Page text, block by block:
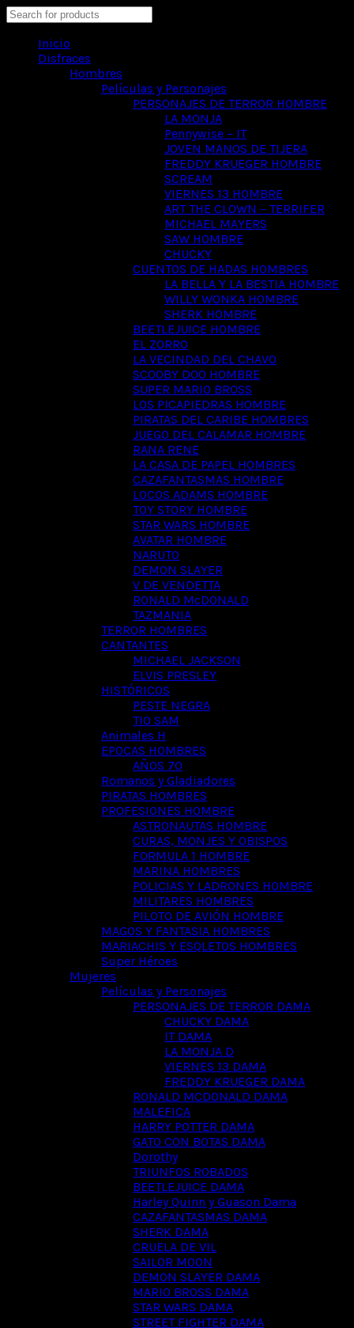
Inicio
Disfraces
Hombres
Películas y Personajes
PERSONAJES DE TERROR HOMBRE
LA MONJA
Pennywise – IT
JOVEN MANOS DE TIJERA
FREDDY KRUEGER HOMBRE
SCREAM
VIERNES 13 HOMBRE
ART THE CLOWN – TERRIFER
MICHAEL MAYERS
SAW HOMBRE
CHUCKY
CUENTOS DE HADAS HOMBRES
LA BELLA Y LA BESTIA HOMBRE
WILLY WONKA HOMBRE
SHERK HOMBRE
BEETLEJUICE HOMBRE
EL ZORRO
LA VECINDAD DEL CHAVO
SCOOBY DOO HOMBRE
SUPER MARIO BROSS
LOS PICAPIEDRAS HOMBRE
PIRATAS DEL CARIBE HOMBRES
JUEGO DEL CALAMAR HOMBRE
RANA RENE
LA CASA DE PAPEL HOMBRES
CAZAFANTASMAS HOMBRE
LOCOS ADAMS HOMBRE
TOY STORY HOMBRE
STAR WARS HOMBRE
AVATAR HOMBRE
NARUTO
DEMON SLAYER
V DE VENDETTA
RONALD McDONALD
TAZMANIA
TERROR HOMBRES
CANTANTES
MICHAEL JACKSON
ELVIS PRESLEY
HISTÓRICOS
PESTE NEGRA
TIO SAM
Animales H
EPOCAS HOMBRES
AÑOS 70
Romanos y Gladiadores
PIRATAS HOMBRES
PROFESIONES HOMBRE
ASTRONAUTAS HOMBRE
CURAS, MONJES Y OBISPOS
FORMULA 1 HOMBRE
MARINA HOMBRES
POLICIAS Y LADRONES HOMBRE
MILITARES HOMBRES
PILOTO DE AVIÓN HOMBRE
MAGOS Y FANTASIA HOMBRES
MARIACHIS Y ESQLETOS HOMBRES
Super Héroes
Mujeres
Películas y Personajes
PERSONAJES DE TERROR DAMA
CHUCKY DAMA
IT DAMA
LA MONJA D
VIERNES 13 DAMA
FREDDY KRUEGER DAMA
RONALD MCDONALD DAMA
MALEFICA
HARRY POTTER DAMA
GATO CON BOTAS DAMA
Dorothy
TRIUNFOS ROBADOS
BEETLEJUICE DAMA
Harley Quinn y Guason Dama
CAZAFANTASMAS DAMA
SHERK DAMA
CRUELA DE VIL
SAILOR MOON
DEMON SLAYER DAMA
MARIO BROSS DAMA
STAR WARS DAMA
STREET FIGHTER DAMA